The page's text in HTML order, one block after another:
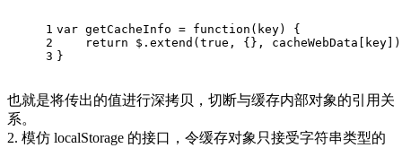
1
2
3
var getCacheInfo = function(key) {
return $.extend(true, {},
}
也就是将传出的值进行深拷贝，切断与缓存内部对象的引用关
系。
2. 模仿 localStorage 的接口，令缓存对象只接受字符串类型的